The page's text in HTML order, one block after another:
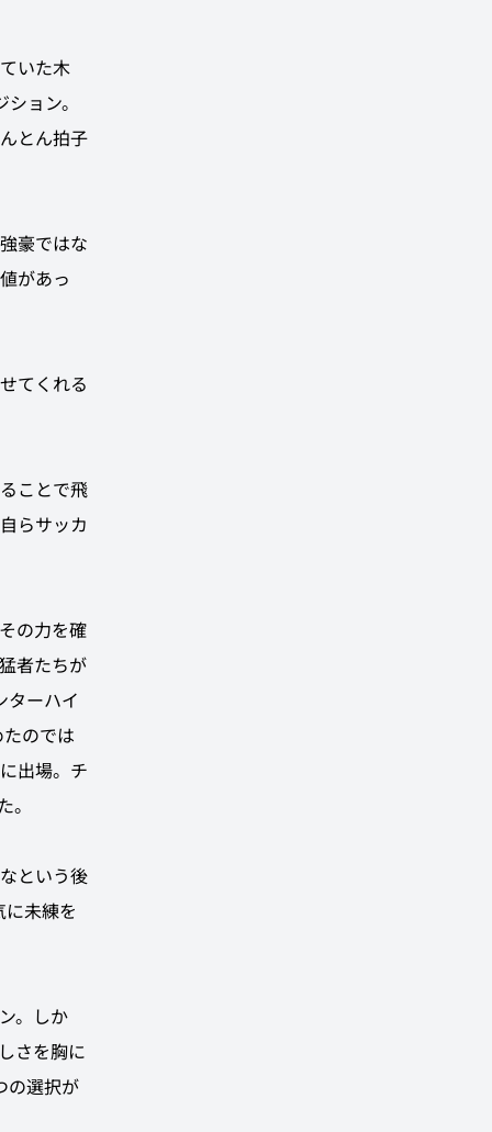
いた木
ョン。
とん拍子
豪ではな
があっ
てくれる
ことで飛
らサッカ
の力を確
者たちが
ターハイ
のでは
出場。チ
という後
未練を
。しか
さを胸に
の選択が